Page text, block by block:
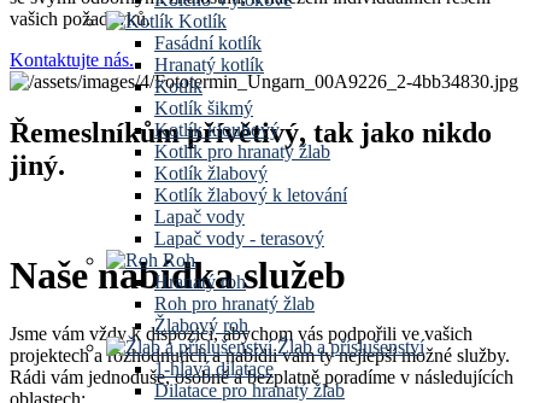
Kotlík
Fasádní kotlík
Hranatý kotlík
Kotlík
Kotlík šikmý
Kotlík kloubový
Kotlík pro hranatý žlab
Kotlík žlabový
Kotlík žlabový k letování
Lapač vody
Lapač vody - terasový
Roh
Hranatý roh
Roh pro hranatý žlab
Žlabový roh
Žlab a příslušenství
1-hlavá dilatace
Dilatace pro hranatý žlab
vašich požadavků.
Kontaktujte nás.
Řemeslníkům přívětivý, tak jako nikdo
jiný.
Naše nabídka služeb
Jsme vám vždyk dispozici, abychom vás podpořili ve vašich
projektech a rozhodnutích a nabídli vám ty nejlepší možné služby.
Rádi vám jednoduše, osobně a bezplatně poradíme v následujících